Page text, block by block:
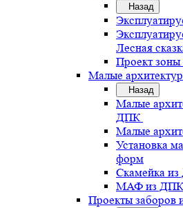
Назад
Лесная
Проект
Малые
Назад
Малые
ДПК
Малые
Установка
форм
Скамейка
МАФ из ДПК,
Проекты заборов